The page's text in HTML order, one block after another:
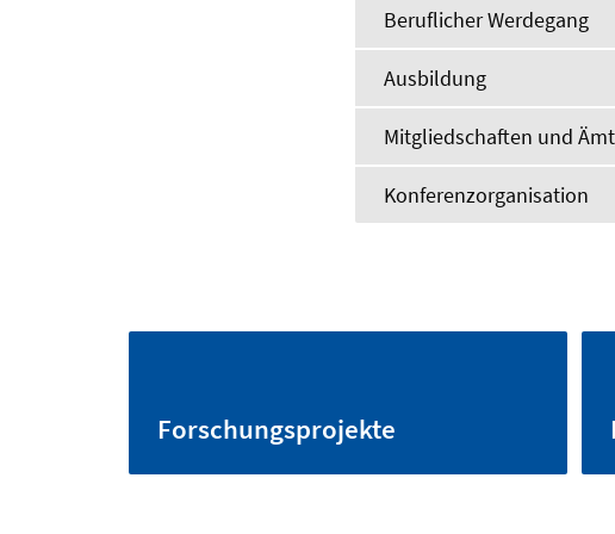
Beruflicher Werdegang
Ausbildung
Mitgliedschaften und
Konferenzorganisation
Forschungsprojekte